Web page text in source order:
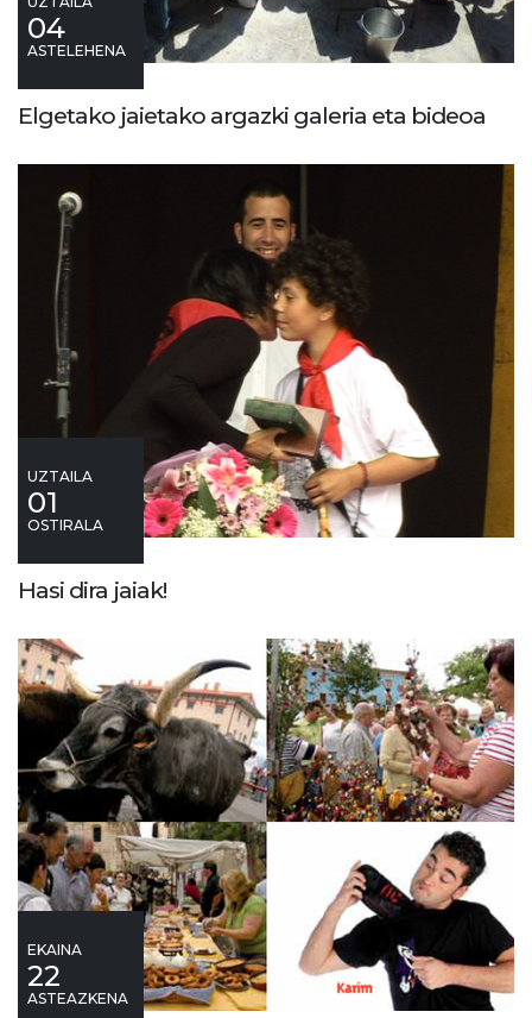
04
ASTELEHENA
Elgetako jaietako argazki galeria eta bideoa
UZTAILA
01
OSTIRALA
Hasi dira jaiak!
EKAINA
22
ASTEAZKENA